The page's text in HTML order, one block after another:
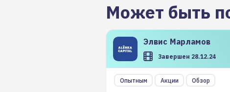
Может быть
Элвис Марламов
Завершен 28.12.24
Опытным Акции Обзор